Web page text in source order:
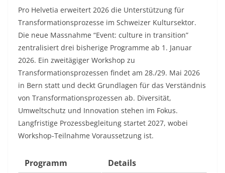
Pro Helvetia erweitert 2026 die Unterstützung für
Transformationsprozesse im Schweizer Kultursektor.
Die neue Massnahme “Event: culture in transition”
zentralisiert drei bisherige Programme ab 1. Januar
2026. Ein zweitägiger Workshop zu
Transformationsprozessen findet am 28./29. Mai 2026
in Bern statt und deckt Grundlagen für das Verständnis
von Transformationsprozessen ab. Diversität,
Umweltschutz und Innovation stehen im Fokus.
Langfristige Prozessbegleitung startet 2027, wobei
Workshop-Teilnahme Voraussetzung ist.​
Programm
Details